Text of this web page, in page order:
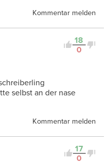
Kommentar melden
18
0
selbst an der nase
Kommentar melden
17
0